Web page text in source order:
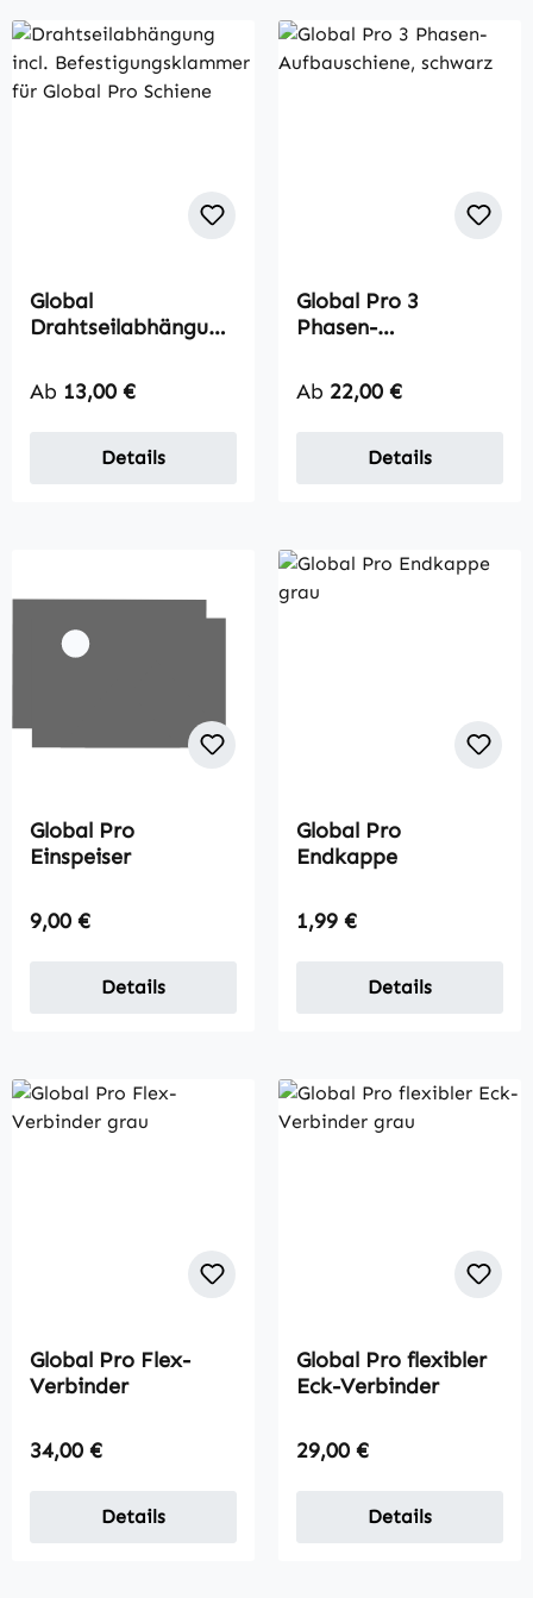
Global
Drahtseilabhängung
Befestigungsklamm
er
Regulärer Preis:
Ab 13,00 €
Details
Global Pro 3
Phasen-
Regulärer Preis:
Ab 22,00 €
Details
Global Pro
Einspeiser
Regulärer Preis:
9,00 €
Details
Global Pro
Endkappe
Regulärer Preis:
1,99 €
Details
Global Pro Flex-
Verbinder
Regulärer Preis:
34,00 €
Details
Global Pro flexibler
Eck-Verbinder
Regulärer Preis:
29,00 €
Details